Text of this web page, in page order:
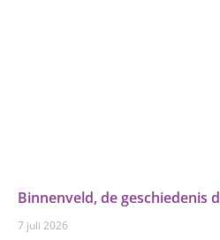
Binnenveld, de geschiedenis
7 juli 2026